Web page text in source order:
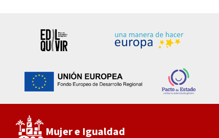
Mujer e Igualdad